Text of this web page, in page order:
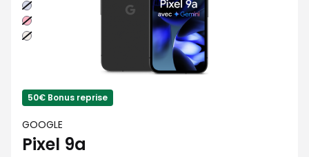
Iris
Rose
pivoine
Porcelaine
50€ Bonus reprise
GOOGLE
Pixel 9a